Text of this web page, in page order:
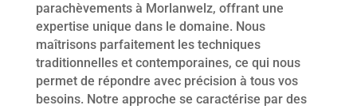
parachèvements à Morlanwelz, offrant une
expertise unique dans le domaine. Nous
maîtrisons parfaitement les techniques
traditionnelles et contemporaines, ce qui nous
permet de répondre avec précision à tous vos
besoins. Notre approche se caractérise par des